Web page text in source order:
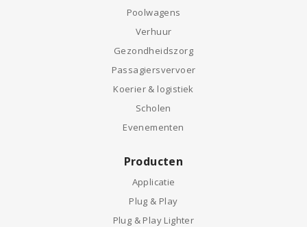
Poolwagens
Verhuur
Gezondheidszorg
Passagiersvervoer
Koerier & logistiek
Scholen
Evenementen
Producten
Applicatie
Plug & Play
Plug & Play Lighter